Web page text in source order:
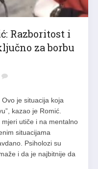
Razboritost i
za borbu
je situacija koja
kazao je Romić.
utiče i na mentalno
situacijama
Psiholozi su
i da je najbitnije da